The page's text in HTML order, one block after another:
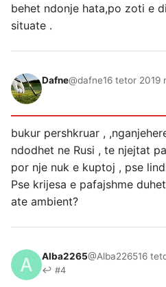
behet ndonje hata,po zoti e
situate .
Dafne@dafne16 tetor 2019
bukur pershkruar ,
ndodhet ne Rusi , te njejtat
por nje nuk e kuptoj , pse
Pse krijesa e pafajshme
ate ambient?
Alba2265@Alba226516
↩ #4